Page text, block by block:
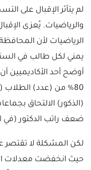
لم يتأثر الإقبال على
والرياضيات. يُعزى
يمني لكل طالب في
أوضح أحد الأكاديميين
80% من (عدد) الطلاب
(الذكور) الالتحاق
ضعف راتب الدكتور (في
لكن المشكلة لا تقتصر
حيث انخفضت معدلات